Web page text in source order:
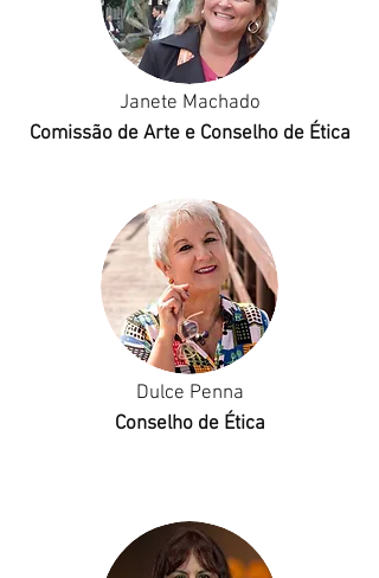
Janete Machado
Comissão de Arte e Conselho de Ética
Dulce Penna
Conselho de Ética